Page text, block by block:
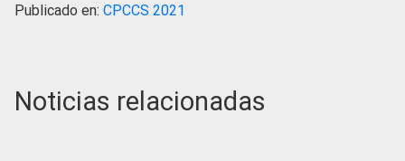
Publicado en: CPCCS 2021
Noticias relacionadas